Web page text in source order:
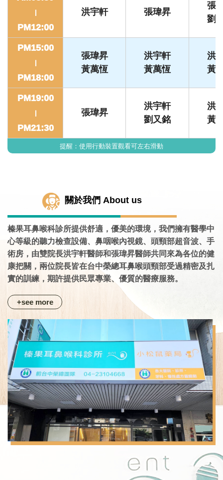
PM12:00
洪宇軒 張瑋昇
張
劉
PM15:00
PM18:00
張瑋昇
黃萬恆
洪宇軒
黃萬恆
洪
黃
PM19:00
PM21:30
張瑋昇
洪宇軒
劉又銘
洪
黃
提醒：使用行動裝置觀看可左右滑動
關於我們 About us
榛果耳鼻喉科診所提供舒適，優美的環境，我們擁有醫學中
心等級的聽力檢查設備、鼻咽喉內視鏡、頭頸部超音波、手
術房，由雙院長洪宇軒醫師和張瑋昇醫師共同來為各位的健
康把關，兩位院長皆在台中榮總耳鼻喉頭頸部受過精密及扎
實的訓練，期許提供民眾專業、優質的醫療服務。
+see more